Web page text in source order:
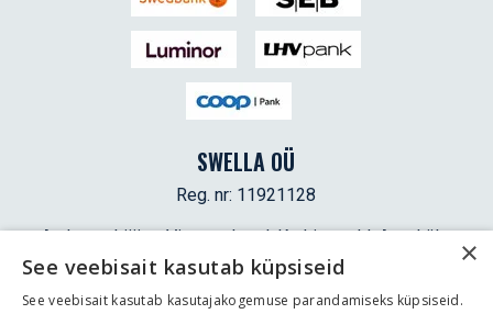
SWELLA OÜ
Reg. nr: 11921128
Aadress: Lääne-Viru maakond, Kadrina vald, Ama küla,
Karjatooma, 45205
Telefon: +372 5565 5009
×
See veebisait kasutab küpsiseid
See veebisait kasutab kasutajakogemuse parandamiseks küpsiseid.